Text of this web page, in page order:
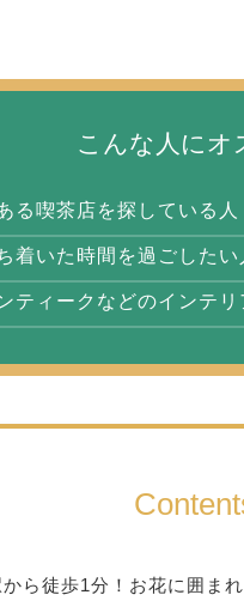
こんな人にオ
る 喫茶店を探 し て いる 人
着いた 時間 を過 ご した い
ティークなどのインテリ
ら徒歩1分！お花に囲ま